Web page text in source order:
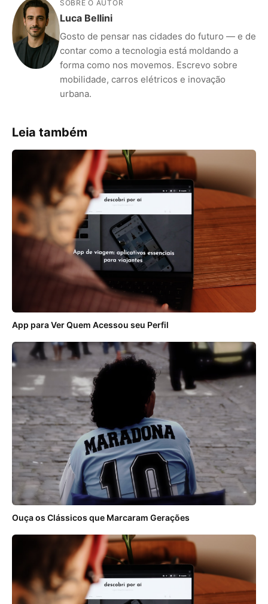
SOBRE O AUTOR
Luca Bellini
Gosto de pensar nas cidades do futuro — e de
contar como a tecnologia está moldando a
forma como nos movemos. Escrevo sobre
mobilidade, carros elétricos e inovação
urbana.
Leia também
App para Ver Quem Acessou seu Perfil
Ouça os Clássicos que Marcaram Gerações